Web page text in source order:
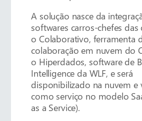
A solução nasce da
softwares carros-chefes das
o Colaborativo, ferramenta
colaboração em nuvem do
o Hiperdados, software de
Intelligence da WLF, e será
disponibilizado na nuvem e
como serviço no modelo
as a Service).